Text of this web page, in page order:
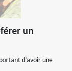
un
d’avoir une